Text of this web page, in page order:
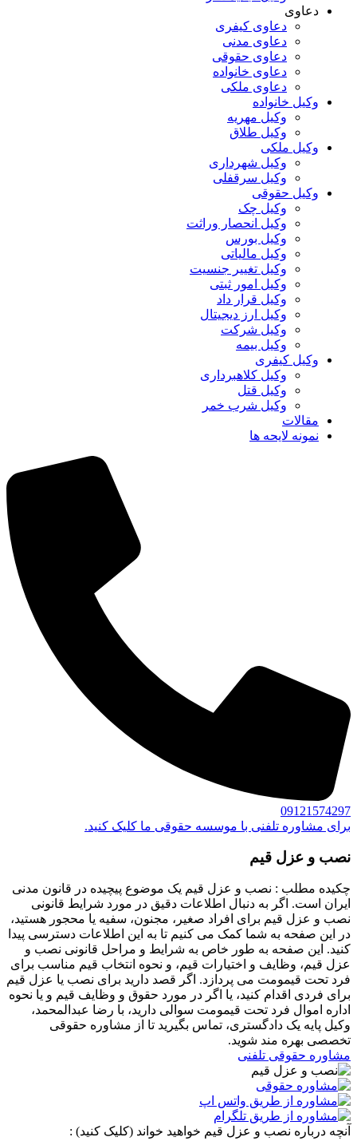
دعاوی
دعاوی کیفری
دعاوی مدنی
دعاوی حقوقی
دعاوی خانواده
دعاوی ملکی
وکیل خانواده
وکیل مهریه
وکیل طلاق
وکیل ملکی
وکیل شهرداری
وکیل سرقفلی
وکیل حقوقی
وکیل چک
وکیل انحصار وراثت
وکیل بورس
وکیل مالیاتی
وکیل تغییر جنسیت
وکیل امور ثبتی
وکیل قرار داد
وکیل ارز دیجیتال
وکیل شرکت
وکیل بیمه
وکیل کیفری
وکیل کلاهبرداری
وکیل قتل
وکیل شرب خمر
مقالات
نمونه لایحه ها
09121574297
برای مشاوره تلفنی با موسسه حقوقی ما کلیک کنید.
نصب و عزل قیم
چکیده مطلب : نصب و عزل قیم یک موضوع پیچیده در قانون مدنی
ایران است. اگر به دنبال اطلاعات دقیق در مورد شرایط قانونی
نصب و عزل قیم برای افراد صغیر، مجنون، سفیه یا محجور هستید،
در این صفحه به شما کمک می کنیم تا به این اطلاعات دسترسی پیدا
کنید. این صفحه به طور خاص به شرایط و مراحل قانونی نصب و
عزل قیم، وظایف و اختیارات قیم، و نحوه انتخاب قیم مناسب برای
فرد تحت قیمومت می پردازد. اگر قصد دارید برای نصب یا عزل قیم
برای فردی اقدام کنید، یا اگر در مورد حقوق و وظایف قیم و یا نحوه
اداره اموال فرد تحت قیمومت سوالی دارید، با رضا عبدالمحمد،
وکیل پایه یک دادگستری، تماس بگیرید تا از مشاوره حقوقی
تخصصی بهره مند شوید.
مشاوره حقوقی تلفنی
آنچه درباره نصب و عزل قیم خواهید خواند (کلیک کنید) :